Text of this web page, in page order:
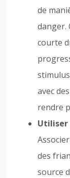
de
danger.
courte
avec
rendre
Utiliser
des
source